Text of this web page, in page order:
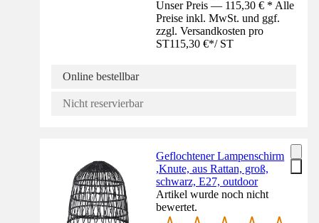
Unser Preis — 115,30 € * Alle
Preise inkl. MwSt. und ggf.
zzgl. Versandkosten pro
ST115,30 €*/ ST
Online bestellbar
Nicht reservierbar
Geflochtener Lampenschirm
,Knute, aus Rattan, groß,
schwarz, E27, outdoor
Artikel wurde noch nicht
bewertet.